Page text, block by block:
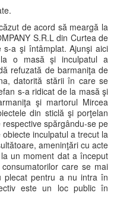
de acord să meargă la
S.R.L din Curtea de
s-a şi întâmplat. Ajunşi aici
o masă şi inculpatul a
refuzată de barmaniţa de
datorită stării în care se
s-a ridicat de la masă şi
şi martorul Mircea
din sticlă şi porţelan
spărgându-se pe
inculpatul a trecut la
ameninţări cu acte
un moment dat a început
care se mai
pentru a nu intra în
este un loc public în